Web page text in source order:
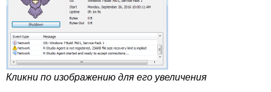
Кликни по изображению для его увеличения